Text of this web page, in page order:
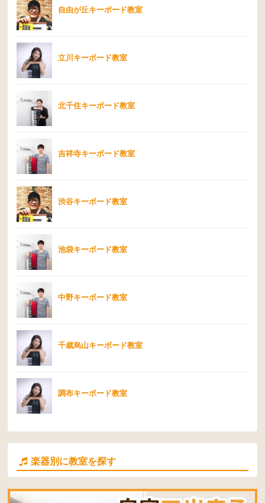
自由が丘キーボード教室
立川キーボード教室
北千住キーボード教室
吉祥寺キーボード教室
渋谷キーボード教室
池袋キーボード教室
中野キーボード教室
千歳烏山キーボード教室
調布キーボード教室
楽器別に教室を探す